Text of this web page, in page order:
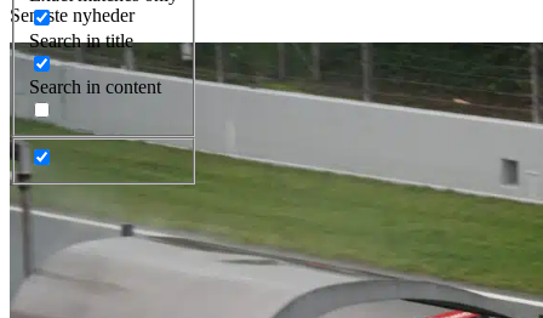
Search in title
Search in content
Seneste nyheder